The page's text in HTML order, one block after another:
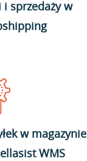
i sprzedaży w
w magazynie
WMS